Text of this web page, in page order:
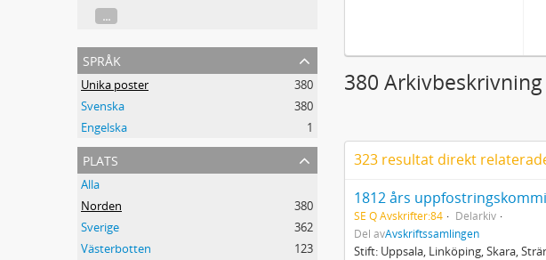
...
språk
Unika poster
380
Svenska
380
Engelska
1
plats
Alla
Norden
380
Sverige
362
Västerbotten
123
380
323 resultat direkt
1812 års
SE Q Avskrifter:84
Delarkiv
Del avAvskriftssamlingen
Stift: Uppsala, Linköping, Skara,